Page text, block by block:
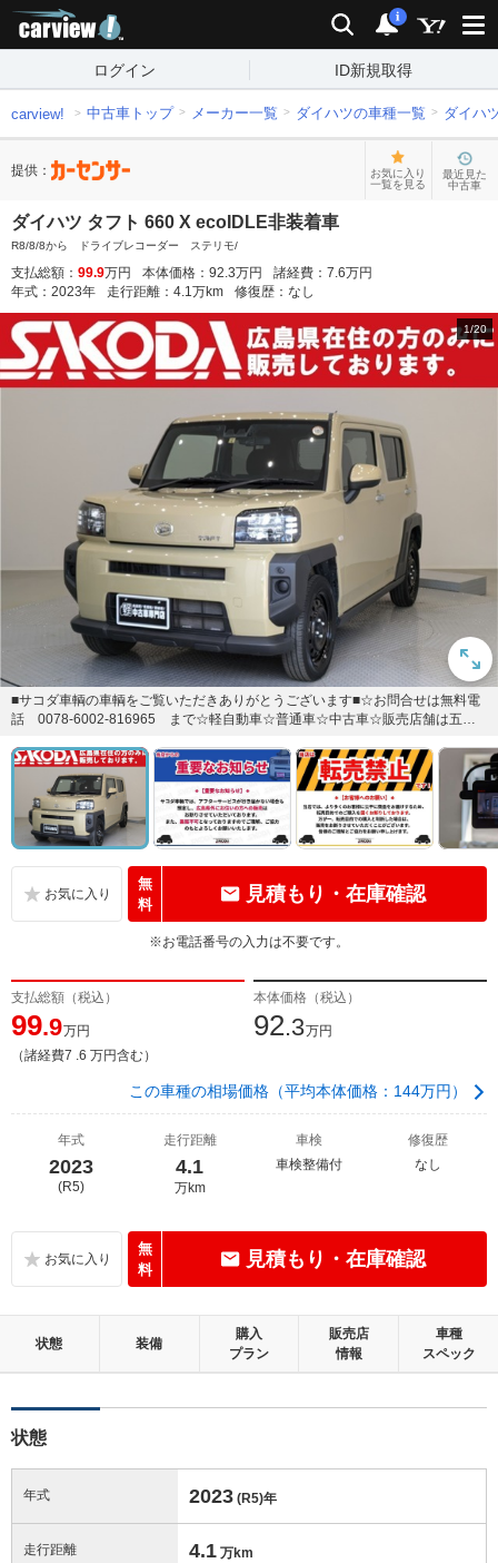
検索 通知
i
ログイン ID新規取得
carview! 中古車トップ メーカー一覧 ダイハツの車種一覧 ダイハ
提供：
お気に入り
一覧を見る
最近見た
中古車
ダイハツ タフト 660 X ecoIDLE非装着車
R8/8/8から ドライブレコーダー ステリモ/
支払総額： 99.9万円 本体価格： 92.3万円 諸経費： 7.6万円
年式： 2023年 走行距離： 4.1万km 修復歴： なし
1/20
■サコダ車輌の車輌をご覧いただきありがとうございます■☆お問合せは無料電
話 0078-6002-816965 まで☆軽自動車☆普通車☆中古車☆販売店舗は五日
無
料
見積もり・在庫確認
※お電話番号の入力は不要です。
支払総額（税込）
99.9万円
（諸経費7 .6 万円含む）
本体価格（税込）
92.3万円
この車種の相場価格（平均本体価格：144万円）
年式
2023
(R5)
走行距離
4.1
万km
車検
車検整備付
修復歴
なし
無
料
見積もり・在庫確認
状態 装備
購入
プラン
販売店
情報
車種
スペック
状態
年式 2023 (R5)年
走行距離 4.1 万km